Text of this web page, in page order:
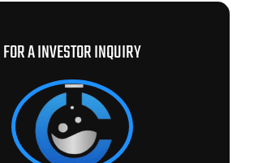
FOR A INVESTOR INQUIRY